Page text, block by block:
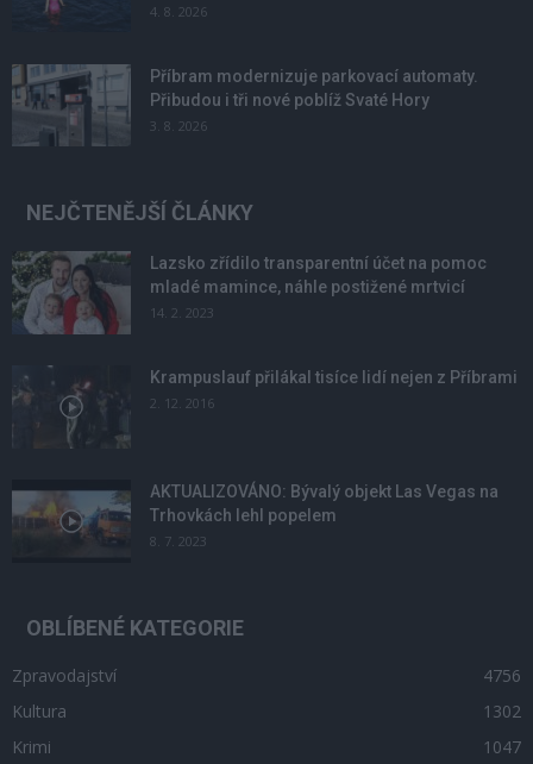
4. 8. 2026
Příbram modernizuje parkovací automaty.
Přibudou i tři nové poblíž Svaté Hory
3. 8. 2026
NEJČTENĚJŠÍ ČLÁNKY
Lazsko zřídilo transparentní účet na pomoc
mladé mamince, náhle postižené mrtvicí
14. 2. 2023
Krampuslauf přilákal tisíce lidí nejen z Příbrami
2. 12. 2016
AKTUALIZOVÁNO: Bývalý objekt Las Vegas na
Trhovkách lehl popelem
8. 7. 2023
OBLÍBENÉ KATEGORIE
Zpravodajství
4756
Kultura
1302
Krimi
1047